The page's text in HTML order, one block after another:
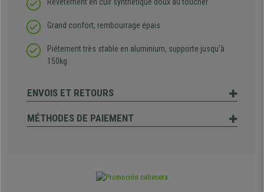
Grand confort, rembourrage épais
Piétement très stable en aluminium, supporte jusqu'à
150kg
ENVOIS ET RETOURS
MÉTHODES DE PAIEMENT